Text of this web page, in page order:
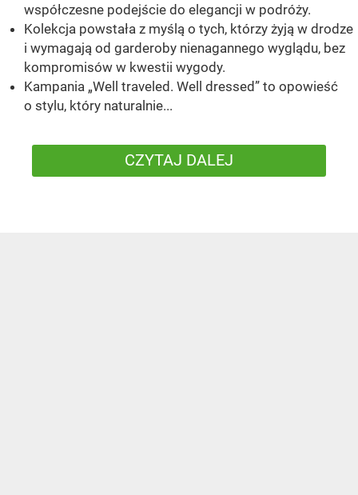
współczesne podejście do elegancji w podróży.
Kolekcja powstała z myślą o tych, którzy żyją w drodze
i wymagają od garderoby nienagannego wyglądu, bez
kompromisów w kwestii wygody.
Kampania „Well traveled. Well dressed” to opowieść
o stylu, który naturalnie...
CZYTAJ DALEJ